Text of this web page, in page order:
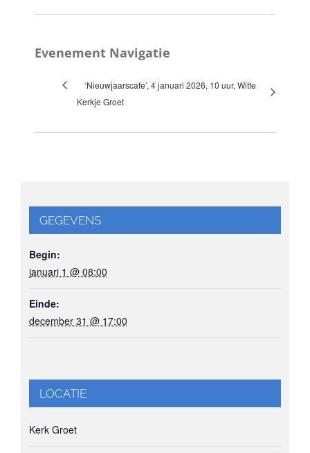
Evenement Navigatie
‘Nieuwjaarscafe’, 4 januari 2026, 10 uur, Witte
Kerkje Groet
GEGEVENS
Begin:
januari 1 @ 08:00
Einde:
december 31 @ 17:00
LOCATIE
Kerk Groet